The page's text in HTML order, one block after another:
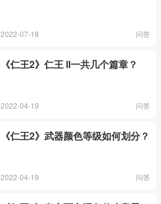
2022-07-18 问答
《仁王2》仁王 Ⅱ一共几个篇章？
2022-04-19 问答
《仁王2》武器颜色等级如何划分？
2022-04-19 问答